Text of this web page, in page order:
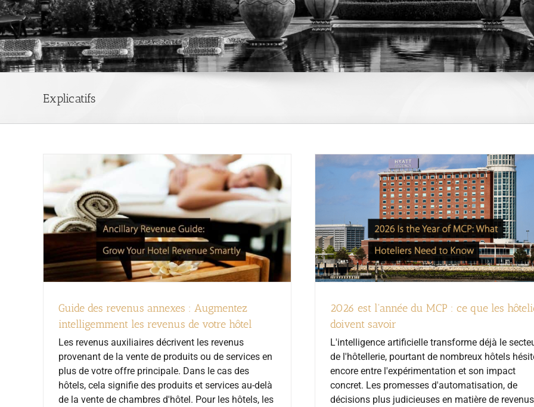
Explicatifs
Guide des revenus annexes : Augmentez
intelligemment les revenus de votre hôtel
Les revenus auxiliaires décrivent les revenus
provenant de la vente de produits ou de services en
plus de votre offre principale. Dans le cas des
hôtels, cela signifie des produits et services au-delà
de la vente de chambres d'hôtel. Pour les hôtels, les
2026 est l'année du MCP : ce que les
doivent savoir
L'intelligence artificielle transforme déjà le
de l'hôtellerie, pourtant de nombreux hôtels
encore entre l'expérimentation et son impact
concret. Les promesses d'automatisation, de
décisions plus judicieuses en matière de